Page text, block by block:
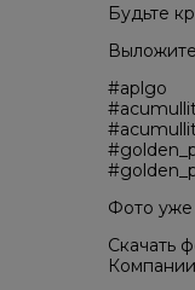
Будьте
#aplgo
Фото уже
Скачать